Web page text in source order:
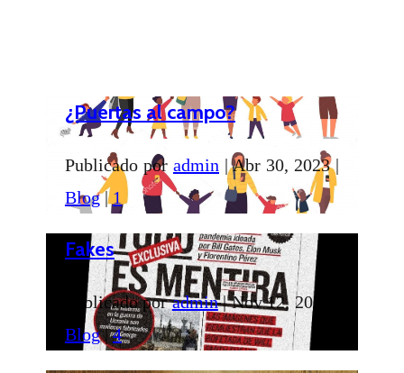
¿Puertas al campo?
Publicado por admin |Abr 30, 2023|
Blog|1
Fakes
Publicado poradmin|Nov 12, 2022
Blog|4